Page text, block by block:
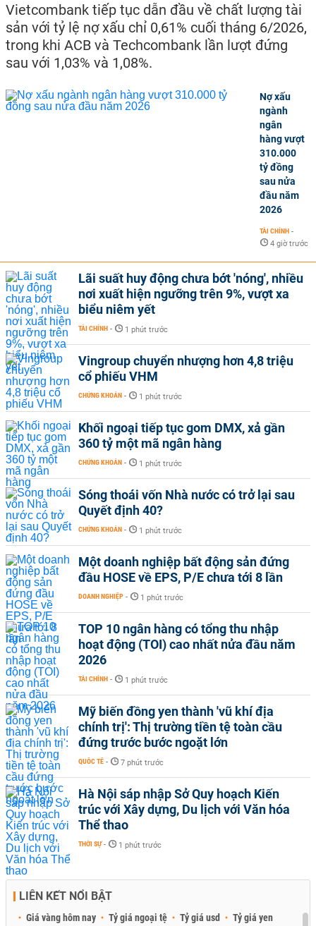
Vietcombank tiếp tục dẫn đầu về chất lượng tài
sản với tỷ lệ nợ xấu chỉ 0,61% cuối tháng 6/2026,
trong khi ACB và Techcombank lần lượt đứng
sau với 1,03% và 1,08%.
Nợ xấu
ngành
ngân
hàng vượt
310.000
tỷ đồng
sau nửa
đầu năm
2026
TÀI CHÍNH -
4 giờ trước
Lãi suất huy động chưa bớt 'nóng', nhiều
nơi xuất hiện ngưỡng trên 9%, vượt xa
biểu niêm yết
TÀI CHÍNH - 1 phút trước
Vingroup chuyển nhượng hơn 4,8 triệu
cổ phiếu VHM
CHỨNG KHOÁN - 1 phút trước
Khối ngoại tiếp tục gom DMX, xả gần
360 tỷ một mã ngân hàng
CHỨNG KHOÁN - 1 phút trước
Sóng thoái vốn Nhà nước có trở lại sau
Quyết định 40?
CHỨNG KHOÁN - 1 phút trước
Một doanh nghiệp bất động sản đứng
đầu HOSE về EPS, P/E chưa tới 8 lần
DOANH NGHIỆP - 1 phút trước
TOP 10 ngân hàng có tổng thu nhập
hoạt động (TOI) cao nhất nửa đầu năm
2026
TÀI CHÍNH - 1 phút trước
Mỹ biến đồng yen thành 'vũ khí địa
chính trị': Thị trường tiền tệ toàn cầu
đứng trước bước ngoặt lớn
QUỐC TẾ - 7 phút trước
Hà Nội sáp nhập Sở Quy hoạch Kiến
trúc với Xây dựng, Du lịch với Văn hóa
Thể thao
THỜI SỰ - 1 phút trước
LIÊN KẾT NỔI BẬT
Giá vàng hôm nay Tỷ giá ngoại tệ Tỷ giá usd Tỷ giá yen